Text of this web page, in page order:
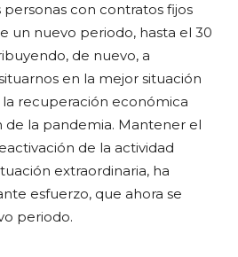
personas con contratos fijos
un nuevo periodo, hasta el 30
de nuevo, a
en la mejor situación
recuperación económica
de la pandemia. Mantener el
de la actividad
extraordinaria, ha
esfuerzo, que ahora se
periodo.